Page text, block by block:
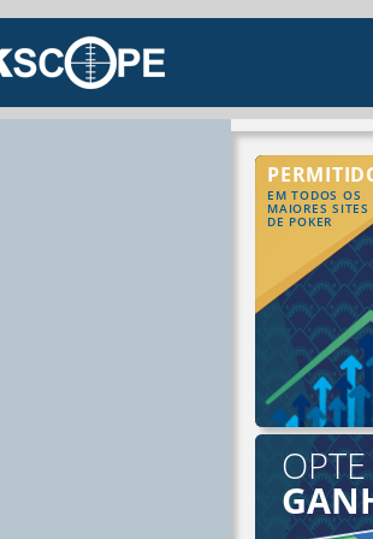
EM TODOS OS
MAIORES SITES
DE POKER